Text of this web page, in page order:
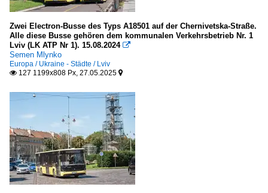
Zwei Electron-Busse des Typs A18501 auf der Chernivetska-Straße.
Alle diese Busse gehören dem kommunalen Verkehrsbetrieb Nr. 1
Lviv (LK ATP Nr 1). 15.08.2024 
Semen Mlynko
Europa / Ukraine - Städte / Lviv
 127 1199x808 Px, 27.05.2025 